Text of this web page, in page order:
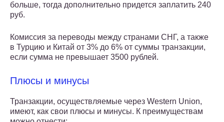
больше, тогда дополнительно придется заплатить 240
руб.
Комиссия за переводы между странами СНГ, а также
в Турцию и Китай от 3% до 6% от суммы транзакции,
если сумма не превышает 3500 рублей.
Плюсы и минусы
Транзакции, осуществляемые через Western Union,
имеют, как свои плюсы и минусы. К преимуществам